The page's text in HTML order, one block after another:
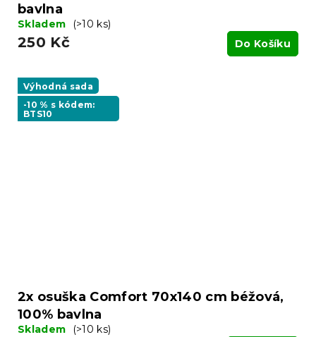
bavlna
Skladem (>10 ks)
250 Kč Do Košíku
Výhodná sada
-10 % s kódem:
BTS10
2x osuška Comfort 70x140 cm béžová,
100% bavlna
Skladem (>10 ks)